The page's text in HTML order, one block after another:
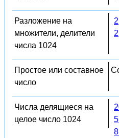
Разложение на
множители, делители
числа 1024
2
2
Простое или составное
число
Числа делящиеся на
целое число 1024